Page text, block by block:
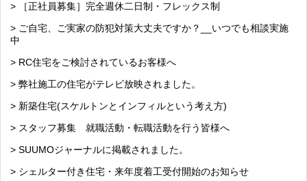
> ［正社員募集］完全週休二日制・フレックス制
> ご自宅、ご実家の防犯対策大丈夫ですか？__いつでも相談実施
中
> RC住宅をご検討されているお客様へ
> 弊社施工の住宅がテレビ放映されました。
> 新築住宅(スケルトンとインフィルという考え方)
> スタッフ募集 就職活動・転職活動を行う皆様へ
> SUUMOジャーナルに掲載されました。
> シェルター付き住宅・来年度着工受付開始のお知らせ